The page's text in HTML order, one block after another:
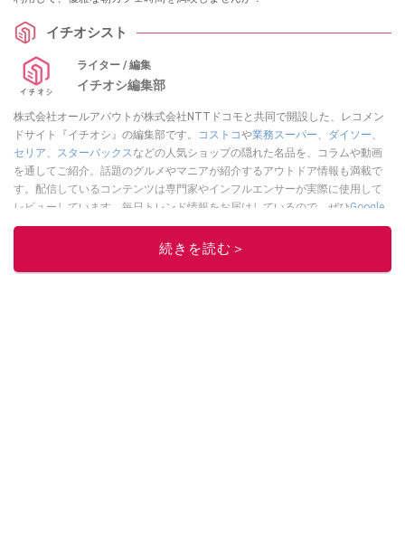
イチオシスト
ライター / 編集
イチオシ編集部
株式会社オールアバウトが株式会社NTTドコモと共同で開設した、レコメン
ドサイト『イチオシ』の編集部です。
コストコや業務スーパー、 ダイソー、
セリア、 スターバックスなどの人気ショップの隠れた名品を、コラムや動画
を通してご紹介。話題のグルメやマニアが紹介するアウトドア情報も満載で
す。配信しているコンテンツは専門家やインフルエンサーが実際に使用して
レビューしています。毎日トレンド情報をお届けしているので、ぜひGoogle
ニュースでフォローしてください！
このイチオシストの他の記事を読む
続きを読む＞